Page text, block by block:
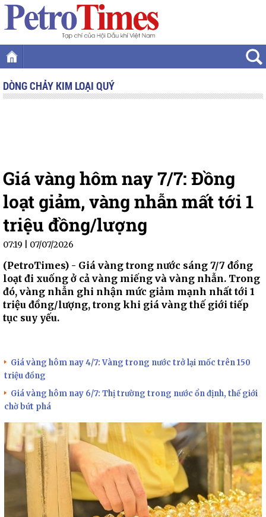
DÒNG CHẢY KIM LOẠI QUÝ
Giá vàng hôm nay 7/7: Đồng
loạt giảm, vàng nhẫn mất tới 1
triệu đồng/lượng
07:19 07/07/2026
(PetroTimes) - Giá vàng trong nước sáng 7/7 đồng
loạt đi xuống ở cả vàng miếng và vàng nhẫn. Trong
đó, vàng nhẫn ghi nhận mức giảm mạnh nhất tới 1
triệu đồng/lượng, trong khi giá vàng thế giới tiếp
tục suy yếu.
Giá vàng hôm nay 4/7: Vàng trong nước trở lại mốc trên 150
triệu đồng
Giá vàng hôm nay 6/7: Thị trường trong nước ổn định, thế giới
chờ bứt phá